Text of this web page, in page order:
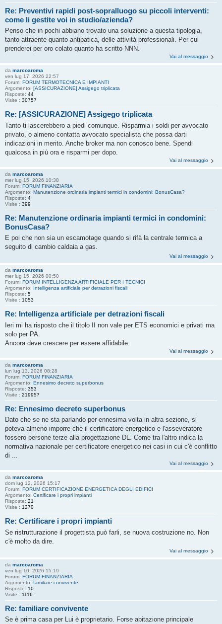
Re: Preventivi rapidi post-sopralluogo su piccoli interventi:
come li gestite voi in studio/azienda?
Penso che in pochi abbiano trovato una soluzione a questa tipologia,
tanto attraente quanto antipatica, delle attività professionali. Per cui
prenderei per oro colato quanto ha scritto NNN.
Vai al messaggio
da marcoaroma
ven lug 17, 2026 22:57
Forum: FORUM TERMOTECNICA E IMPIANTI
Argomento: [ASSICURAZIONE] Assigego triplicata
Risposte: 44
Visite : 30757
Re: [ASSICURAZIONE] Assigego triplicata
Tanto ti lascerebbero a piedi comunque. Risparmia i soldi per avvocato
privato, o almeno contatta avvocato specialista che possa darti
indicazioni in merito. Anche broker ma non conosco bene. Spendi
qualcosa in più ora e risparmi per dopo.
Vai al messaggio
da marcoaroma
mer lug 15, 2026 10:38
Forum: FORUM FINANZIARIA
Argomento: Manutenzione ordinaria impianti termici in condomini: BonusCasa?
Risposte: 4
Visite : 399
Re: Manutenzione ordinaria impianti termici in condomini:
BonusCasa?
E poi che non sia un escamotage quando si rifà la centrale termica a
seguito di cambio caldaia a gas.
Vai al messaggio
da marcoaroma
mer lug 15, 2026 00:50
Forum: FORUM INTELLIGENZA ARTIFICIALE PER I TECNICI
Argomento: Intelligenza artificiale per detrazioni fiscali
Risposte: 5
Visite : 1053
Re: Intelligenza artificiale per detrazioni fiscali
Ieri mi ha risposto che il titolo II non vale per ETS economici e privati ma
solo per PA.
Ancora deve crescere per essere affidabile.
Vai al messaggio
da marcoaroma
lun lug 13, 2026 08:28
Forum: FORUM FINANZIARIA
Argomento: Ennesimo decreto superbonus
Risposte: 353
Visite : 219957
Re: Ennesimo decreto superbonus
Dato che se ne sta parlando per ennesima volta in altra sezione, si
poteva almeno imporre che il certificatore energetico e l'asseveratore
fossero persone terze alla progettazione DL. Come tra l'altro indica la
normativa nazionale per certificatore energetico nei casi in cui c'è conflitto
di ...
Vai al messaggio
da marcoaroma
dom lug 12, 2026 15:17
Forum: FORUM CERTIFICAZIONE ENERGETICA DEGLI EDIFICI
Argomento: Certificare i propri impianti
Risposte: 21
Visite : 1270
Re: Certificare i propri impianti
Se ristrutturazione il progettista può farli, se nuova costruzione no. Non
c'è molto da dire.
Vai al messaggio
da marcoaroma
ven lug 10, 2026 15:19
Forum: FORUM FINANZIARIA
Argomento: familiare convivente
Risposte: 10
Visite : 1116
Re: familiare convivente
Se è prima casa per Lui è proprietario. Forse abitazione principale